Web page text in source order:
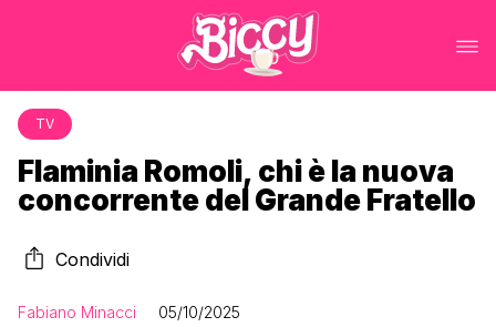
TV
Flaminia Romoli, chi è la nuova
concorrente del Grande Fratello
Condividi
Fabiano Minacci 05/10/2025